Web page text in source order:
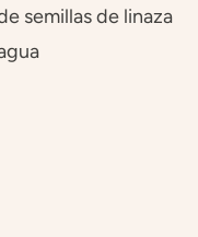
semillas de linaza